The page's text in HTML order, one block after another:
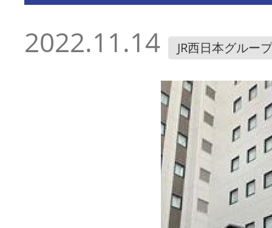
2022.11.14 JR西日本グループ